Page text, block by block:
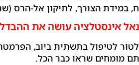
במידת הצורך, לתיקון אל-הרס
אינסטלציה עושה את
בתשתית ביוב, הפרמטר החשוב
מומחים שראו כבר הכל.